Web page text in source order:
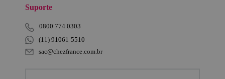
Suporte
0800 774 0303
(11) 91061-5510
sac@chezfrance.com.br